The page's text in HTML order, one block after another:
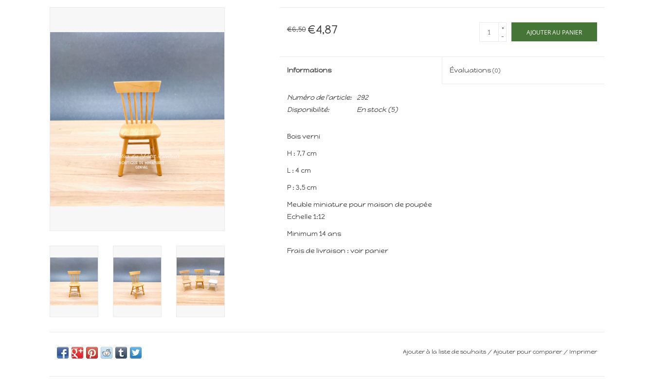
€6,50 €4,87
+
-
AJOUTER AU PANIER
Informations Évaluations(0)
Numéro de l'article:
292
Disponibilité:
En stock(5)
Bois verni
H : 7,7 cm
L : 4 cm
P : 3,5 cm
Meuble miniature pour maison de poupée
Echelle 1:12
Minimum 14 ans
Frais de livraison : voir panier
Ajouter à la liste de souhaits / Ajouter pour comparer / Imprimer